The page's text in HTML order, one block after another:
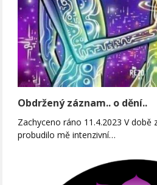
Obdržený záznam.. o dění..
Zachyceno ráno 11.4.2023 V době
probudilo mě intenzivní…